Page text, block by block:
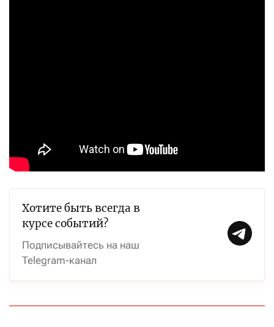
Хотите быть всегда в
курсе событий?
Подписывайтесь на наш
Telegram-канал